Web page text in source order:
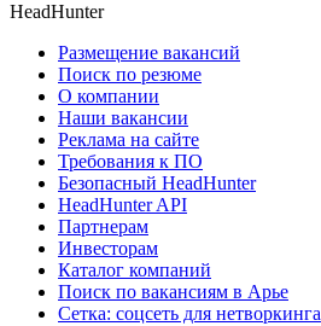
HeadHunter
Размещение вакансий
Поиск по резюме
О компании
Наши вакансии
Реклама на сайте
Требования к ПО
Безопасный HeadHunter
HeadHunter API
Партнерам
Инвесторам
Каталог компаний
Поиск по вакансиям в Арье
Сетка: соцсеть для нетворкинга